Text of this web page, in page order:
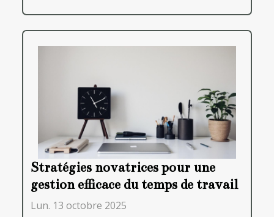
Stratégies novatrices pour une
gestion efficace du temps de travail
Lun. 13 octobre 2025